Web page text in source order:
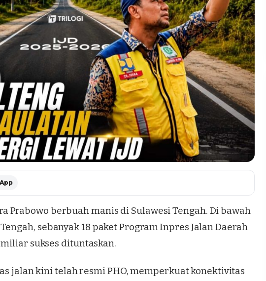
Prabowo berbuah manis di Sulawesi Tengah. Di bawah
, sebanyak 18 paket Program Inpres Jalan Daerah
sukses dituntaskan.
jalan kini telah resmi PHO, memperkuat konektivitas